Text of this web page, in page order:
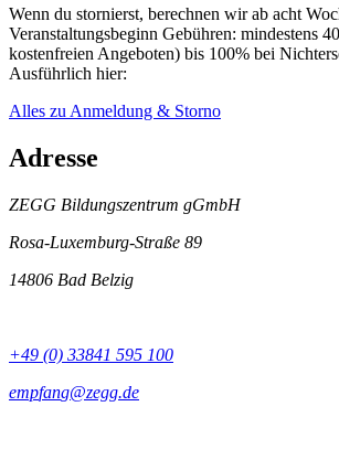
Wenn du stornierst, berechnen wir ab acht
Veranstaltungsbeginn Gebühren: mindestens
kostenfreien Angeboten) bis 100% bei
Ausführlich hier:
Alles zu Anmeldung & Storno
Adresse
ZEGG Bildungszentrum gGmbH
Rosa-Luxemburg-Straße 89
14806 Bad Belzig
+49 (0) 33841 595 100